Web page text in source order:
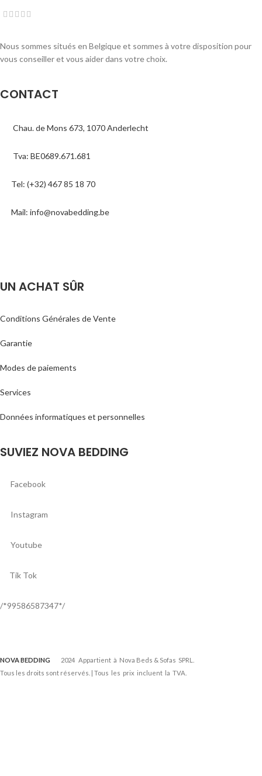
Nous sommes situés en Belgique et sommes à votre disposition pour
vous conseiller et vous aider dans votre choix.
CONTACT
Chau. de Mons 673, 1070 Anderlecht
Tva: BE0689.671.681
Tel: (+32) 467 85 18 70
Mail: info@novabedding.be
UN ACHAT SÛR
Conditions Générales de Vente
Garantie
Modes de paiements
Services
Données informatiques et personnelles
SUVIEZ NOVA BEDDING
Facebook
Instagram
Youtube
Tik Tok
/*99586587347*/
NOVA BEDDING
2024 Appartient à Nova Beds & Sofas SPRL.
Tous les droits sont réservés. | Tous les prix incluent la TVA.